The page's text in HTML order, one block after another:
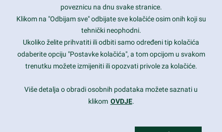
prothemes.net@gmail.com
Daily: 9:00 am - 6:00 pm
Sunday: Closed
Copyright 2017FRESHFACE© All Rights Reserved
poveznicu na dnu svake stranice.
Klikom na "Odbijam sve" odbijate sve kolačiće osim onih koji su
tehnički neophodni.
Ukoliko želite prihvatiti ili odbiti samo određeni tip kolačića
odaberite opciju "Postavke kolačića", a tom opcijom u svakom
trenutku možete izmijeniti ili opozvati privole za kolačiće.
Više detalja o obradi osobnih podataka možete saznati u
klikom OVDJE.